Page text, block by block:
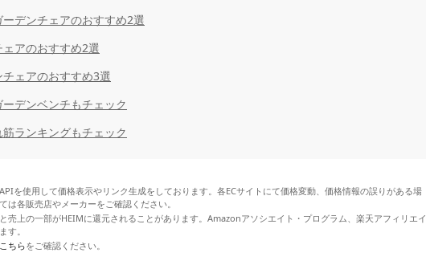
ーデンチェアのおすすめ2選
ェアのおすすめ2選
チェアのおすすめ3選
デンベンチもチェック
ランキングもチェック
を使用して価格表示やリンク生成をしております。各ECサイトにて価格変動、価格情報の誤りがある場
各販売店やメーカーをご確認ください。
売上の一部がHEIMに還元されることがあります。Amazonアソシエイト・プログラム、楽天アフィリエイ
す。
こちらをご確認ください。